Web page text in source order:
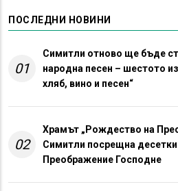
ПОСЛЕДНИ НОВИНИ
01
Симитли отново ще бъде
народна песен – шестото
хляб, вино и песен“
02
Храмът „Рождество на
Симитли посрещна
Преображение Господне